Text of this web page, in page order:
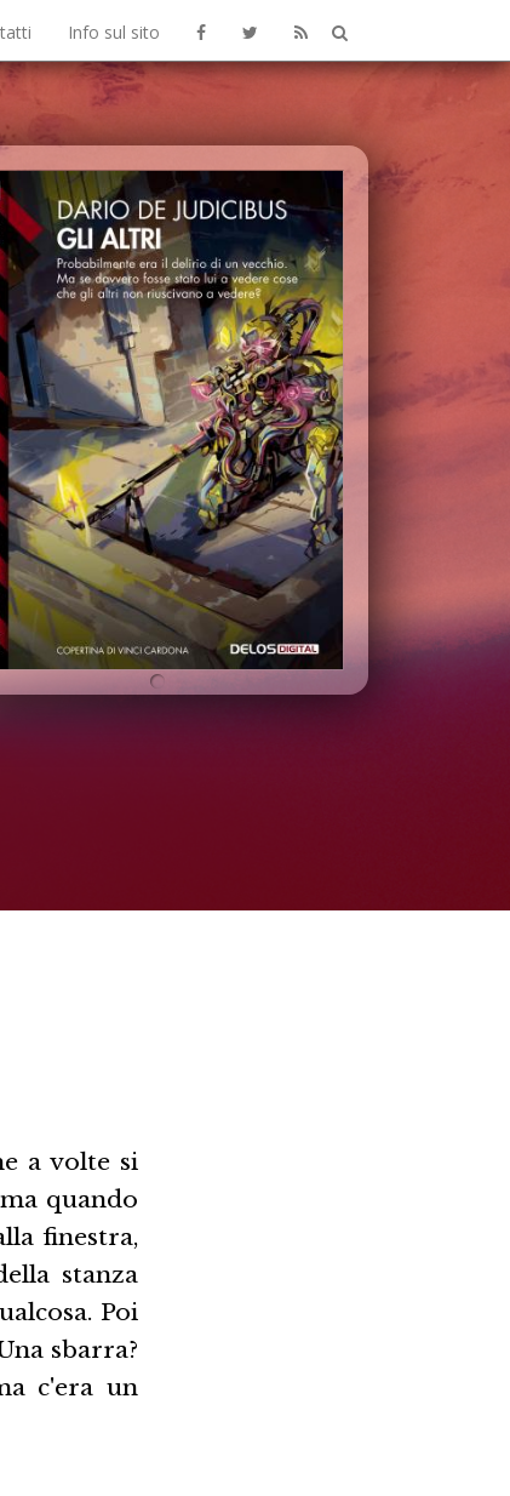
Info sul sito
a volte si
quando
finestra,
stanza
Poi
sbarra?
c'era un